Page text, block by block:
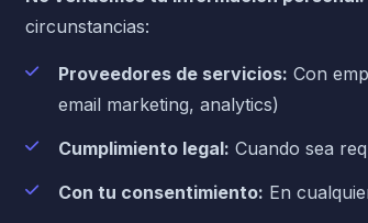
circunstancias:
Proveedores de servicios: Con
email marketing, analytics)
Cumplimiento legal: Cuando sea
Con tu consentimiento: En